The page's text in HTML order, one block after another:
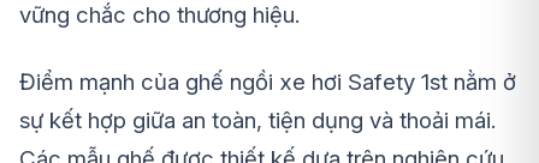
vững chắc cho thương hiệu.
Điểm mạnh của ghế ngồi xe hơi Safety 1st nằm ở
sự kết hợp giữa an toàn, tiện dụng và thoải mái.